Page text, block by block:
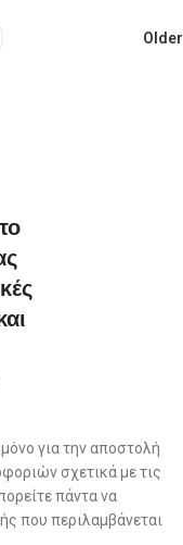
Older
για την αποστολή
σχετικά με τις
πάντα να
που περιλαμβάνεται